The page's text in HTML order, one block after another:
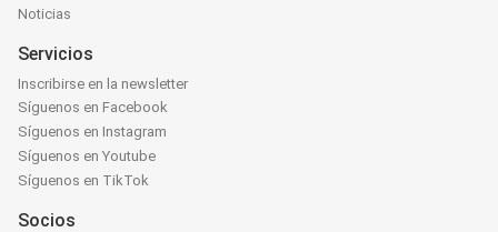
Noticias
Servicios
Inscribirse en la newsletter
Síguenos en Facebook
Síguenos en Instagram
Síguenos en Youtube
Síguenos en TikTok
Socios